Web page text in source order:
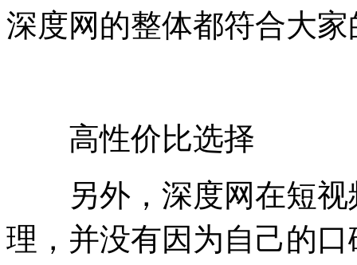
深度网的整体都符合大
高性价比选择
另外，深度网在短视
理，并没有因为自己的